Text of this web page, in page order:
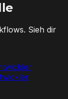
Sieh dir